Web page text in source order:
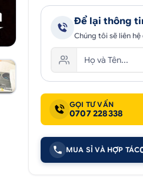
Để lại thông
Chúng tôi sẽ liên
GỌI TƯ VẤN
0707 228338
MUA SỈ VÀ HỢP TÁC